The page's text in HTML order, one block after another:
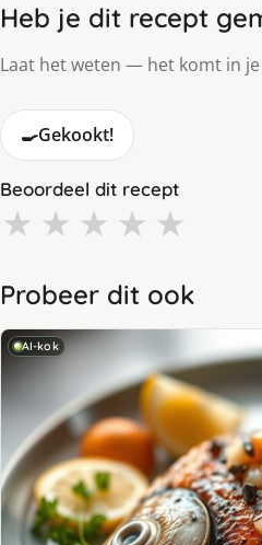
Heb je dit recept
Laat het weten — het komt in
🍳Gekookt!
Beoordeel dit recept
★ ★ ★ ★ ★
Probeer dit ook
AI-kok